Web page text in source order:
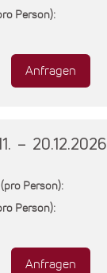
Person):
Anfragen
– 20.12.2026
(pro Person):
Person):
Anfragen